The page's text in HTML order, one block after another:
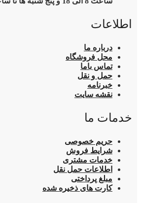
اطلاعات
درباره ما
محل فروشگاه
تماس باما
حمل و نقل
خبرنامه
نقشه سایت
خدمات ما
حریم خصوصی
شرایط فروش
خدمات مشتری
اطلاعات حمل نقل
مبلغ پرداختی
کارت های ذخیره شده